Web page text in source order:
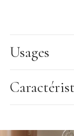
Si vous réalisez des
vos différents
Extrêmement
très esthétique.
écaillures, elle
table, elle offre une
La résistance de ce
Usages